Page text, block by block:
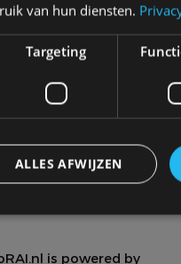
autonieuws
van AutoRAI.nl
Interview
Games
is powered by
van hun diensten.
Targeting
ALLES AFWIJZEN
Targeting Functioneel